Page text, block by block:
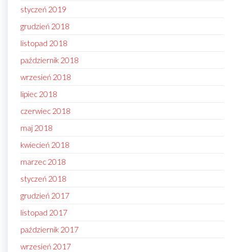
styczeń 2019
grudzień 2018
listopad 2018
październik 2018
wrzesień 2018
lipiec 2018
czerwiec 2018
maj 2018
kwiecień 2018
marzec 2018
styczeń 2018
grudzień 2017
listopad 2017
październik 2017
wrzesień 2017